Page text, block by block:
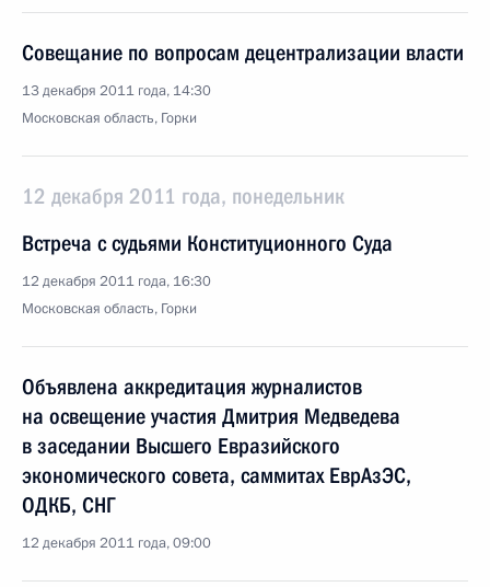
Совещание по вопросам децентрализации власти
13 декабря 2011 года, 14:30
Московская область, Горки
12 декабря 2011 года, понедельник
Встреча с судьями Конституционного Суда
12 декабря 2011 года, 16:30
Московская область, Горки
Объявлена аккредитация журналистов
на освещение участия Дмитрия Медведева
в заседании Высшего Евразийского
экономического совета, саммитах ЕврАзЭС,
ОДКБ, СНГ
12 декабря 2011 года, 09:00